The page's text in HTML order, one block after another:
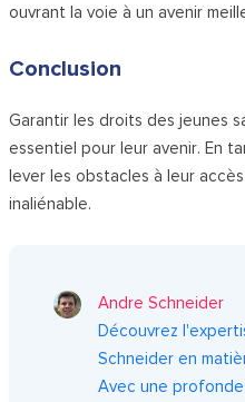
ouvrant la voie à un avenir
Conclusion
Garantir les droits des jeunes
essentiel pour leur avenir. En
lever les obstacles à leur
inaliénable.
Andre Schneider
Découvrez
Schneider en
Avec une